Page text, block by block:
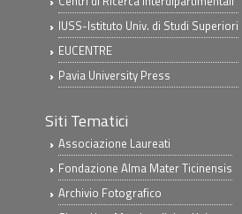
IUSS-Istituto Univ. di Studi Superiori
EUCENTRE
Pavia University Press
Siti Tematici
Associazione Laureati
Fondazione Alma Mater Ticinensis
Archivio Fotografico